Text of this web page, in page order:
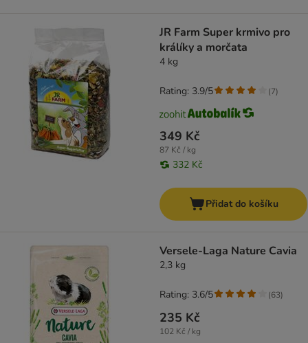
JR Farm Super krmivo pro
králíky a morčata
4 kg
349 Kč
87 Kč / kg
332 Kč
Rating: 3.9/5 (7)
Přidat do košíku
Versele-Laga Nature Cavia
2,3 kg
235 Kč
102 Kč / kg
Rating: 3.6/5 (63)